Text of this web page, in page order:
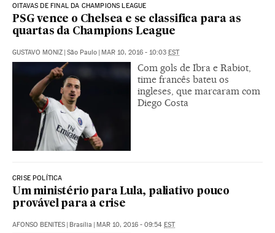
OITAVAS DE FINAL DA CHAMPIONS LEAGUE
PSG vence o Chelsea e se classifica para as
quartas da Champions League
GUSTAVO MONIZ | São Paulo | MAR 10, 2016 - 10:03 EST
Com gols de Ibra e Rabiot,
time francês bateu os
ingleses, que marcaram com
Diego Costa
CRISE POLÍTICA
Um ministério para Lula, paliativo pouco
provável para a crise
AFONSO BENITES | Brasília | MAR 10, 2016 - 09:54 EST